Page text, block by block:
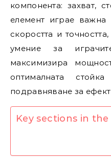
компонента: захват,
елемент играе важна
скоростта и
умение за
максимизира
оптималната
подравняване за
Key sections in